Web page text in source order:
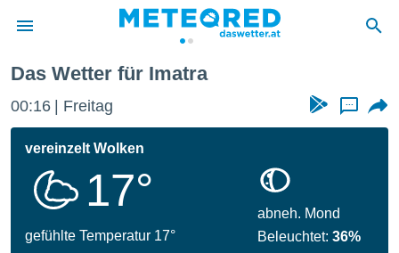
wurde
dass
sind.
Das Wetter für Imatra
00:16 Freitag ...
vereinzelt Wolken
17°
gefühlte Temperatur 17°
abneh. Mond
Beleuchtet:36%